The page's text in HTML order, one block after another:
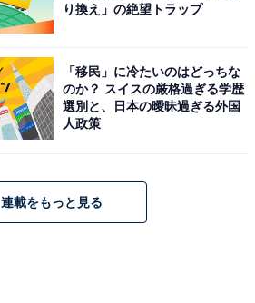
り換え」の絶望トラップ
「移民」に冷たいのはどっちな
のか？ スイスの厳格過ぎる学歴
選別と、日本の曖昧過ぎる外国
人政策
連載をもっと見る